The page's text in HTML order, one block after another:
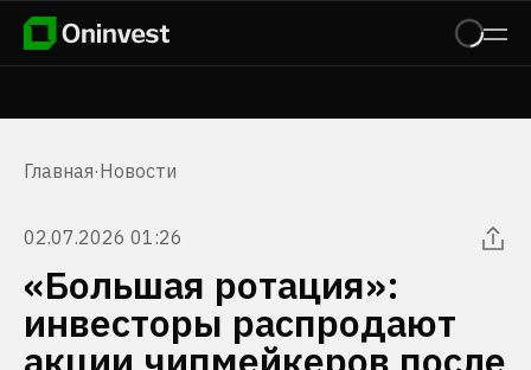
Главная·Новости
02.07.2026 01:26
«Большая ротация»:
инвесторы распродают